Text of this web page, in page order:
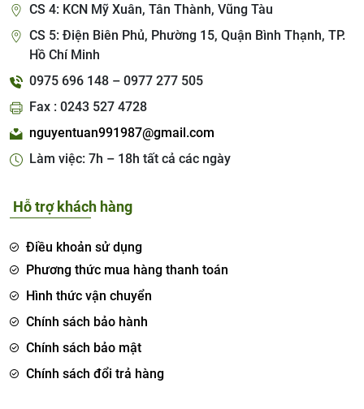
CS 4: KCN Mỹ Xuân, Tân Thành, Vũng Tàu
CS 5: Điện Biên Phủ, Phường 15, Quận Bình Thạnh, TP.
Hồ Chí Minh
0975 696 148 – 0977 277 505
Fax : 0243 527 4728
nguyentuan991987@gmail.com
Làm việc: 7h – 18h tất cả các ngày
Hỗ trợ khách hàng
Điều khoản sử dụng
Phương thức mua hàng thanh toán
Hình thức vận chuyển
Chính sách bảo hành
Chính sách bảo mật
Chính sách đổi trả hàng